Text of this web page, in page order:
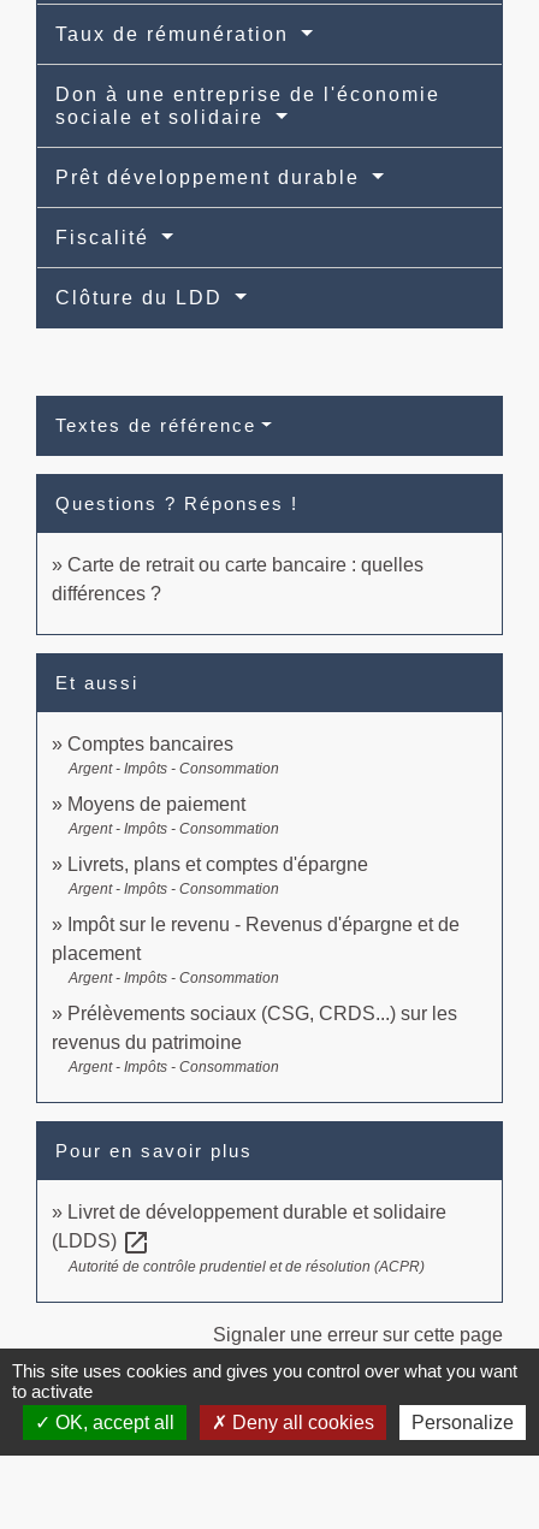
Taux de rémunération
Don à une entreprise de l'économie
sociale et solidaire
Prêt développement durable
Fiscalité
Clôture du LDD
Textes de référence
Questions ? Réponses !
Carte de retrait ou carte bancaire : quelles
différences ?
Et aussi
Comptes bancaires
Argent - Impôts - Consommation
Moyens de paiement
Argent - Impôts - Consommation
Livrets, plans et comptes d'épargne
Argent - Impôts - Consommation
Impôt sur le revenu - Revenus d'épargne et de
placement
Argent - Impôts - Consommation
Prélèvements sociaux (CSG, CRDS...) sur les
revenus du patrimoine
Argent - Impôts - Consommation
Pour en savoir plus
Livret de développement durable et solidaire
(LDDS) open_in_new
Autorité de contrôle prudentiel et de résolution (ACPR)
Signaler une erreur sur cette page
This site uses cookies and gives you control over what you want
to activate
OK, accept all
Deny all cookies Personalize